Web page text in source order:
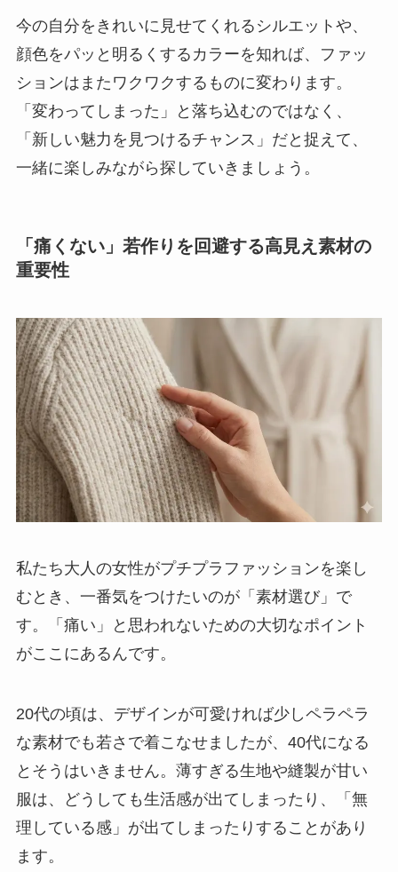
今の自分をきれいに見せてくれるシルエットや、
顔色をパッと明るくするカラーを知れば、ファッ
ションはまたワクワクするものに変わります。
「変わってしまった」と落ち込むのではなく、
「新しい魅力を見つけるチャンス」だと捉えて、
一緒に楽しみながら探していきましょう。
「痛くない」若作りを回避する高見え素材の
重要性
私たち大人の女性がプチプラファッションを楽し
むとき、一番気をつけたいのが「素材選び」で
す。「痛い」と思われないための大切なポイント
がここにあるんです。
20代の頃は、デザインが可愛ければ少しペラペラ
な素材でも若さで着こなせましたが、40代になる
とそうはいきません。薄すぎる生地や縫製が甘い
服は、どうしても生活感が出てしまったり、「無
理している感」が出てしまったりすることがあり
ます。